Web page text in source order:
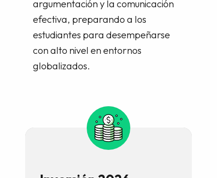
argumentación y la comunicación
efectiva, preparando a los
estudiantes para desempeñarse
con alto nivel en entornos
globalizados.